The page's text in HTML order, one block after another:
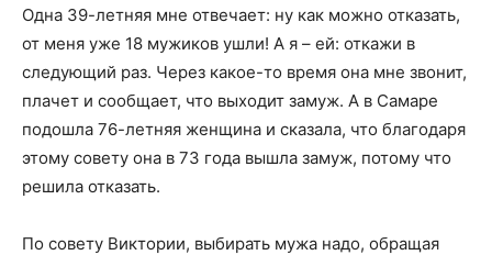
Одна 39-летняя мне отвечает: ну как можно отказать,
от меня уже 18 мужиков ушли! А я – ей: откажи в
следующий раз. Через какое-то время она мне звонит,
плачет и сообщает, что выходит замуж. А в Самаре
подошла 76-летняя женщина и сказала, что благодаря
этому совету она в 73 года вышла замуж, потому что
решила отказать.
По совету Виктории, выбирать мужа надо, обращая